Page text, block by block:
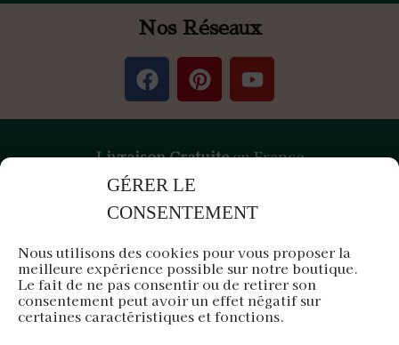
GÉRER LE
CONSENTEMENT
Nous utilisons des cookies pour vous proposer la
meilleure expérience possible sur notre boutique.
Le fait de ne pas consentir ou de retirer son
consentement peut avoir un effet négatif sur
certaines caractéristiques et fonctions.
Nos Réseaux
Livraison Gratuiteen France
PaiementSécurisé
Air d'Orient est une entreprise française
Siège en Île-de-France